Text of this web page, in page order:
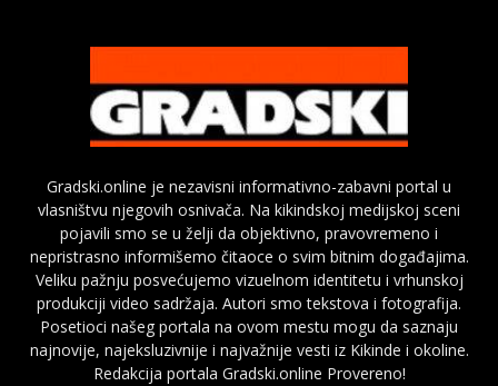
Gradski.online je nezavisni informativno-zabavni portal u
vlasništvu njegovih osnivača. Na kikindskoj medijskoj sceni
pojavili smo se u želji da objektivno, pravovremeno i
nepristrasno informišemo čitaoce o svim bitnim događajima.
Veliku pažnju posvećujemo vizuelnom identitetu i vrhunskoj
produkciji video sadržaja. Autori smo tekstova i fotografija.
Posetioci našeg portala na ovom mestu mogu da saznaju
najnovije, najeksluzivnije i najvažnije vesti iz Kikinde i okoline.
Redakcija portala Gradski.online Provereno!